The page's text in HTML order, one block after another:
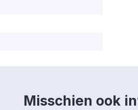
Misschien ook